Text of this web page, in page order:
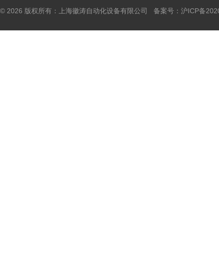
© 2026 版权所有：上海徽涛自动化设备有限公司 备案号： 沪ICP备